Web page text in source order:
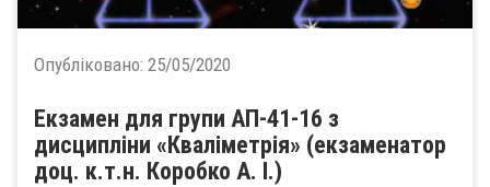
Опубліковано: 25/05/2020
Екзамен для групи АП-41-16 з
дисципліни «Кваліметрія» (екзаменатор
доц. к.т.н. Коробко А. І.)